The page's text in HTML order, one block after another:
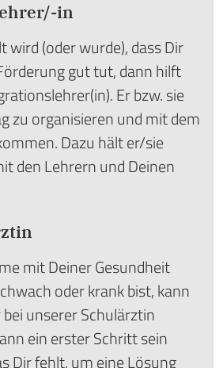
in
wird (oder wurde), dass Dir
gut tut, dann hilft
Er bzw. sie
zu organisieren und mit dem
Dazu hält er/sie
den Lehrern und Deinen
mit Deiner Gesundheit
oder krank bist, kann
unserer Schulärztin
ein erster Schritt sein
Dir fehlt, um eine Lösung